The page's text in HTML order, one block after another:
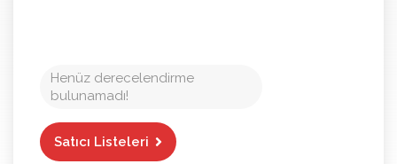
Henüz derecelendirme
bulunamadı!
Satıcı Listeleri